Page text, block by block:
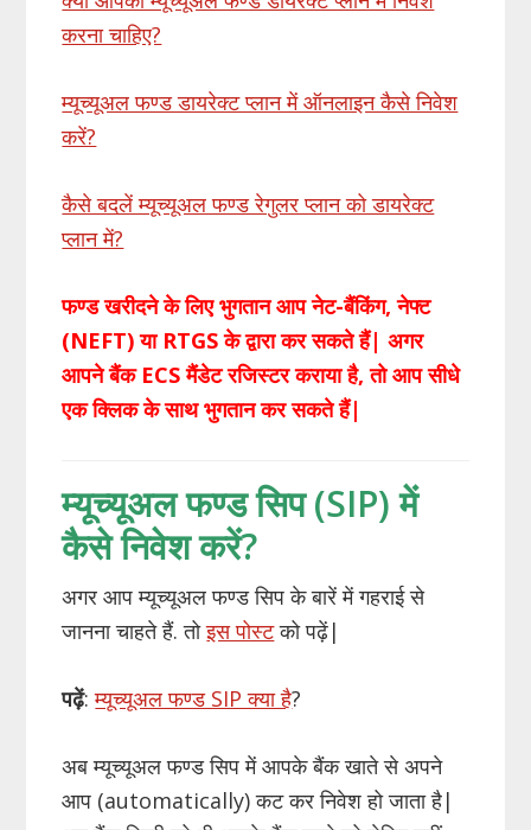
करना चाहिए?
म्यूच्यूअल फण्ड डायरेक्ट प्लान में ऑनलाइन कैसे निवेश
करें?
कैसे बदलें म्यूच्यूअल फण्ड रेगुलर प्लान को डायरेक्ट
प्लान में?
फण्ड खरीदने के लिए भुगतान आप नेट-बैंकिंग, नेफ्ट
(NEFT) या RTGS के द्वारा कर सकते हैं| अगर
आपने बैंक ECS मैंडेट रजिस्टर कराया है, तो आप सीधे
एक क्लिक के साथ भुगतान कर सकते हैं|
म्यूच्यूअल फण्ड सिप (SIP) में
कैसे निवेश करें?
अगर आप म्यूच्यूअल फण्ड सिप के बारें में गहराई से
जानना चाहते हैं. तोइस पोस्टको पढ़ें|
पढ़ें:म्यूच्यूअल फण्ड SIP क्या है?
अब म्यूच्यूअल फण्ड सिप में आपके बैंक खाते से अपने
आप (automatically) कट कर निवेश हो जाता है|